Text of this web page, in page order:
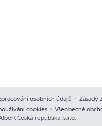
osobních údajů Zásady
cookies
Všeobecné
Česká republika, s.r.o.